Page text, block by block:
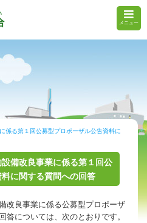
メニュー
係る第１回公募型プロポーザル公告資料に
備改良事業に係る第１回公
に関する質問への回答
改良事業に係る公募型プロポーザ
答については、次のとおりです。